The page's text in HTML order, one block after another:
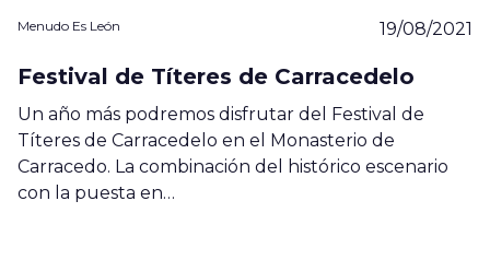
Menudo Es León 19/08/2021
Festival de Títeres de Carracedelo
Un año más podremos disfrutar del Festival de
Títeres de Carracedelo en el Monasterio de
Carracedo. La combinación del histórico escenario
con la puesta en…